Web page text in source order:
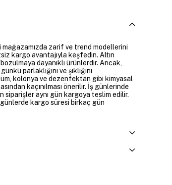
mağazamızda zarif ve trend modellerini
kargo avantajıyla keşfedin. Altın
dayanıklı ürünlerdir. Ancak,
parlaklığını ve şıklığını
kolonya ve dezenfektan gibi kimyasal
kaçınılması önerilir. İş günlerinde
siparişler aynı gün kargoya teslim edilir.
kargo süresi birkaç gün